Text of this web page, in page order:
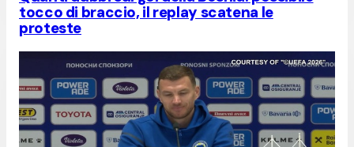
tocco di braccio, il replay scatena le
proteste